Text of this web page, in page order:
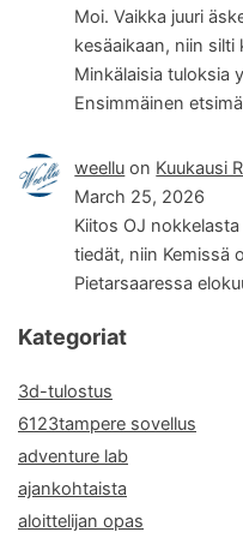
Moi. Vaikka juuri
kesäaikaan, niin
Minkälaisia tuloksia
Ensimmäinen
weellu on Kuukausi
March 25, 2026
Kiitos OJ
tiedät, niin Kemissä
Pietarsaaressa
Kategoriat
3d-tulostus
6123tampere sovellus
adventure lab
ajankohtaista
aloittelijan opas